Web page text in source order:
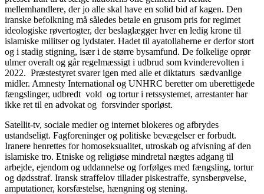
mellemhandlere, der jo alle skal have en solid bid af kagen. Den
iranske befolkning må således betale en grusom pris for regimet
ideologiske røvertogter, der beslaglægger hver en ledig krone til
islamiske militser og lydstater. Hadet til ayatollaherne er derfor stort
og i stadig stigning, især i de større bysamfund. De folkelige oprør
ulmer overalt og går regelmæssigt i udbrud som kvinderevolten i
2022. Præstestyret svarer igen med alle et diktaturs sædvanlige
midler. Amnesty International og UNHRC beretter om uberettigede
fængslinger, udbredt vold og tortur i retssystemet, arrestanter har
ikke ret til en advokat og forsvinder sporløst.
Satellit-tv, sociale medier og internet blokeres og afbrydes
ustandseligt. Fagforeninger og politiske bevægelser er forbudt.
Iranere henrettes for homoseksualitet, utroskab og afvisning af den
islamiske tro. Etniske og religiøse mindretal nægtes adgang til
arbejde, ejendom og uddannelse og forfølges med fængsling, tortur
og dødsstraf. Iransk straffelov tillader piskestraffe, synsberøvelse,
amputationer, korsfæstelse, hængning og stening.